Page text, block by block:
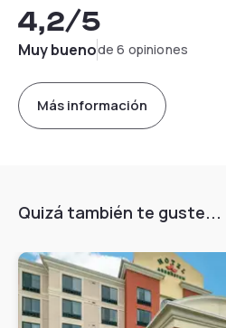
4,2/5
Muy buenode 6 opiniones
Más información
Quizá también te guste...